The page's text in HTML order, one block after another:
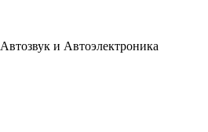
Автозвук и Автоэлектроника